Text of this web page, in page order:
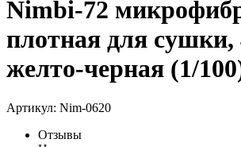
Nimbi-72
плотная для сушки,
желто-черная (1/
Артикул: Nim-0620
Отзывы